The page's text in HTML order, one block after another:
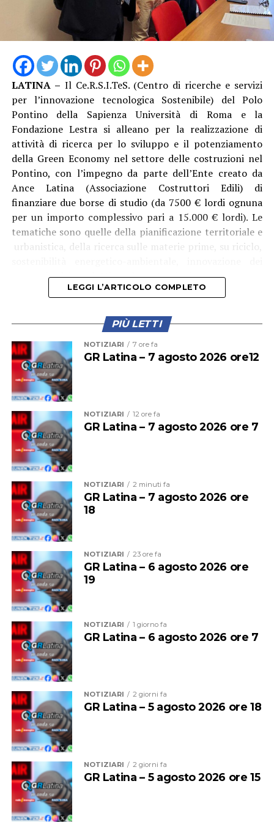
LATINA – Il Ce.R.S.I.TeS. (Centro di ricerche e servizi
per l’innovazione tecnologica Sostenibile) del Polo
Pontino della Sapienza Università di Roma e la
Fondazione Lestra si alleano per la realizzazione di
attività di ricerca per lo sviluppo e il potenziamento
della Green Economy nel settore delle costruzioni nel
Pontino, con l’impegno da parte dell’Ente creato da
Ance Latina (Associazione Costruttori Edili) di
finanziare due borse di studio (da 7500 € lordi ognuna
per un importo complessivo pari a 15.000 € lordi). Le
tematiche sono quelle della pianificazione territoriale e
urbanistica, della ricerca sulle materie prime, su riciclo,
processi e dei prodotti per le costruzioni.
La convenzione, voluta fortemente dal
di Ance, Ottavio Damiani
presidente della Fondazione Lestra, Pierantonio Palluzzi
e dal direttore del Ce.R.S.I.TeS. professor Alessandro
Corsini, e presentata oggi in una conferenza stampa che
si è tenuta nella Palazzina Direzionale del Polo Pontino
nella Sapienza in viale XIV Maggio.
Responsabili scientifici del coordinamento e della
direzione delle attività di ricerca sono
Giuseppe Bonifazi e il Professor Alberto Budoni
hanno così spiegato gli obiettivi dell’accordo
Audio
Player
00:00
LEGGI L’ARTICOLO COMPLETO
PIÙ LETTI
NOTIZIARI 7 ore fa
GR Latina – 7 agosto 2026 ore12
NOTIZIARI 12 ore fa
GR Latina – 7 agosto 2026 ore 7
NOTIZIARI 2 minuti fa
GR Latina – 7 agosto 2026 ore
18
NOTIZIARI 23 ore fa
GR Latina – 6 agosto 2026 ore
19
NOTIZIARI 1 giorno fa
GR Latina – 6 agosto 2026 ore 7
NOTIZIARI 2 giorni fa
GR Latina – 5 agosto 2026 ore 18
NOTIZIARI 2 giorni fa
GR Latina – 5 agosto 2026 ore 15